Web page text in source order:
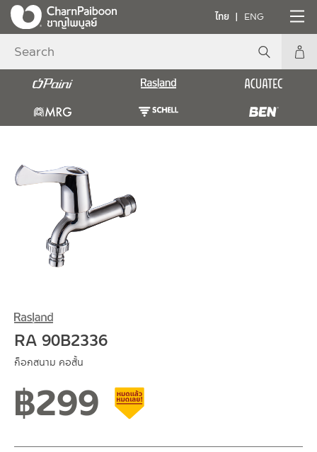
ไทย ENG
RA 90B2336
ก็อกสนาม คอสั้น
฿299